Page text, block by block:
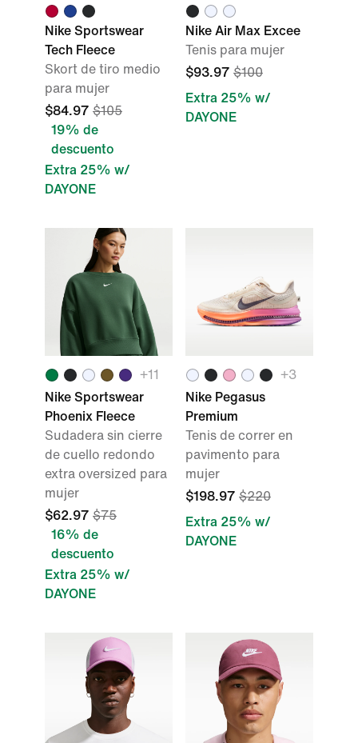
Nike Sportswear
Tech Fleece
Skort de tiro medio
para mujer
$84.97 $105
19% de
descuento
Extra 25% w/
DAYONE
Nike Air Max Excee
Tenis para mujer
$93.97 $100
Extra 25% w/
DAYONE
+11
Nike Sportswear
Phoenix Fleece
Sudadera sin cierre
de cuello redondo
extra oversized para
mujer
$62.97 $75
16% de
descuento
Extra 25% w/
DAYONE
+3
Nike Pegasus
Premium
Tenis de correr en
pavimento para
mujer
$198.97 $220
Extra 25% w/
DAYONE